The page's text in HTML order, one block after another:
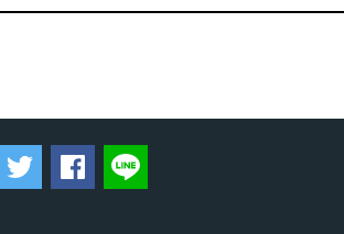
ツイートするFacebookでシェアする